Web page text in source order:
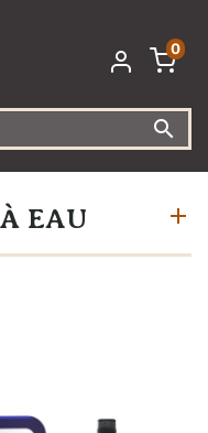

0
EAU